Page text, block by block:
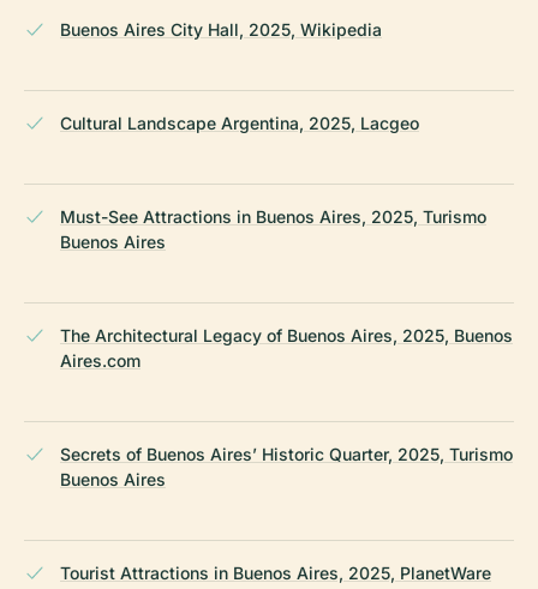
Buenos Aires City Hall, 2025, Wikipedia
Cultural Landscape Argentina, 2025, Lacgeo
Must-See Attractions in Buenos Aires, 2025, Turismo
Buenos Aires
The Architectural Legacy of Buenos Aires, 2025, Buenos
Aires.com
Secrets of Buenos Aires’ Historic Quarter, 2025, Turismo
Buenos Aires
Tourist Attractions in Buenos Aires, 2025, PlanetWare